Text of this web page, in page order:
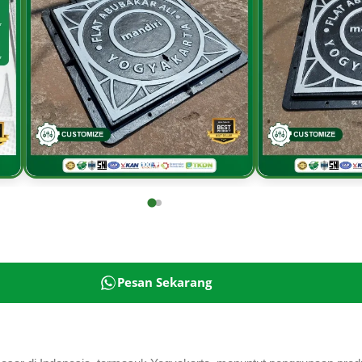
Pesan Sekarang